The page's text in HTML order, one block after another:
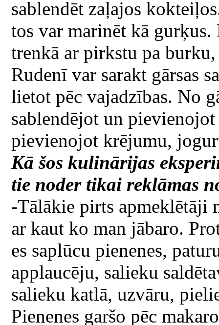
sablendēt zaļajos
tos var marinēt kā
trenkā ar pirkstu pa
Rudenī var sarakt gārsas
lietot pēc vajadzības. No
sablendējot un
pievienojot krējumu,
Kā šos kulinārijas
tie noder tikai reklāmas
-Tālākie pirts apmeklētāji
ar kaut ko man jābaro.
es saplūcu pienenes,
applaucēju, salieku
salieku katlā, uzvāru,
Pienenes garšo pēc